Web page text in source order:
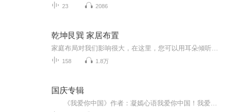
23 2086
乾坤艮巽 家居布置
158 1.8万
国庆专辑